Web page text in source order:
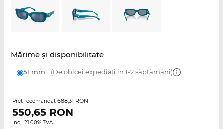
Mărime şi disponibilitate
51 mm (De obicei expediați în 1-2 săptămâni)
Preţ recomandat 688,31 RON
550,65RON
incl. 21.00% TVA